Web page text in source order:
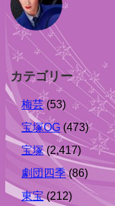
カテゴリー
梅芸(53)
宝塚OG (473)
宝塚(2,417)
劇団四季(86)
東宝(212)